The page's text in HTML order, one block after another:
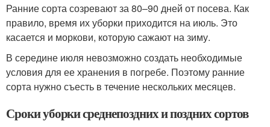
Ранние сорта созревают за 80–90 дней от посева. Как
правило, время их уборки приходится на июль. Это
касается и моркови, которую сажают на зиму.
В середине июля невозможно создать необходимые
условия для ее хранения в погребе. Поэтому ранние
сорта нужно съесть в течение нескольких месяцев.
Сроки уборки среднепоздних и поздних сортов